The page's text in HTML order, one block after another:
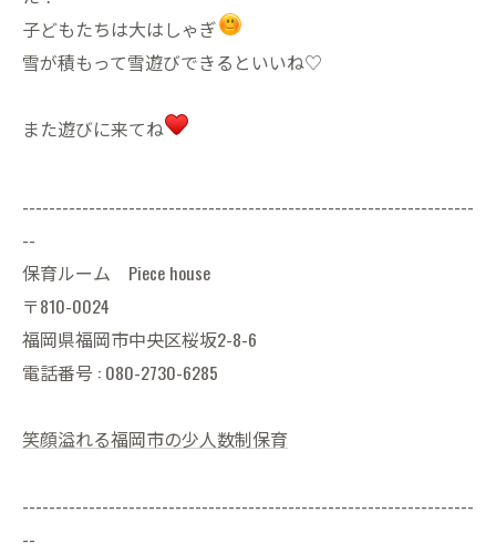
子どもたちは大はしゃぎ
雪が積もって雪遊びできるといいね♡
また遊びに来てね
--------------------------------------------------------------------
--
保育ルーム Piece house
〒810-0024
福岡県福岡市中央区桜坂2-8-6
電話番号 : 080-2730-6285
笑顔溢れる福岡市の少人数制保育
--------------------------------------------------------------------
--